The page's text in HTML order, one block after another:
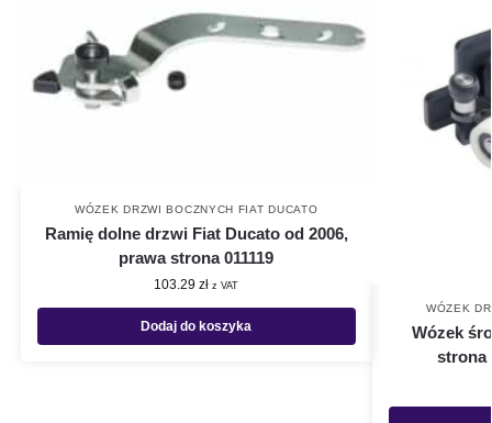
WÓZEK DRZWI BOCZNYCH FIAT DUCATO
Ramię dolne drzwi Fiat Ducato od 2006,
prawa strona 011119
103.29zł z VAT
Dodaj do koszyka
WÓZEK
Wózek
strona